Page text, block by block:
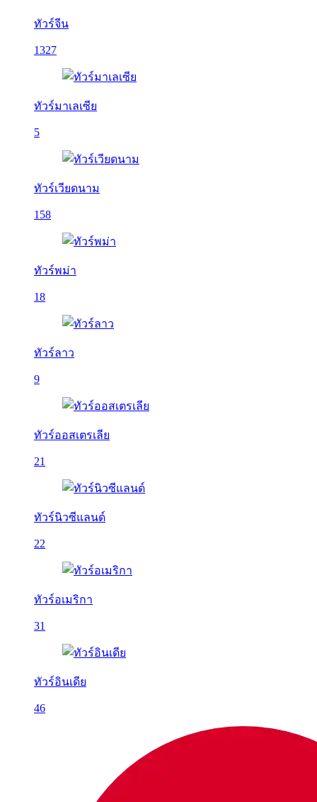
ทัวร์จีน
1327
ทัวร์มาเลเซีย
5
ทัวร์เวียดนาม
158
ทัวร์พม่า
18
ทัวร์ลาว
9
ทัวร์ออสเตรเลีย
21
ทัวร์นิวซีแลนด์
22
ทัวร์อเมริกา
31
ทัวร์อินเดีย
46